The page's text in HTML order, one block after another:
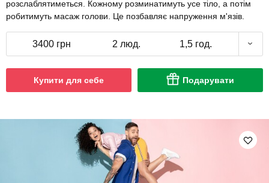
розслаблятиметься. Кожному розминатимуть усе тіло, а потім
робитимуть масаж голови. Це позбавляє напруження м'язів.
3400 грн 2 люд. 1,5 год.
Купити для себе Подарувати